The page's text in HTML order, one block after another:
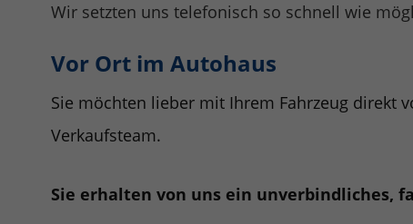
Wir setzten uns telefonisch so schnell wie
Vor Ort im Autohaus
Sie möchten lieber mit Ihrem Fahrzeug direkt
Verkaufsteam.
Sie erhalten von uns ein unverbindliches,